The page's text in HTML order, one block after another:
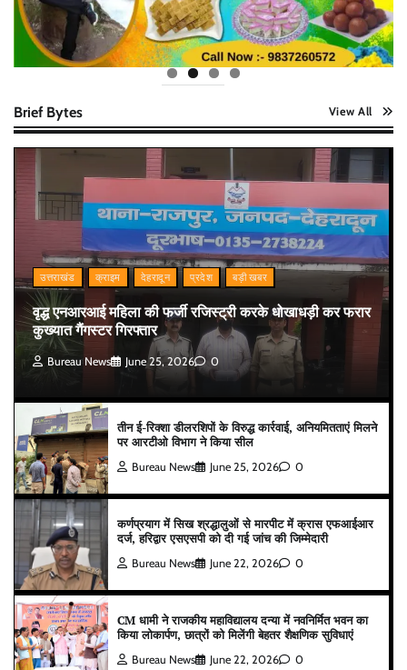
Brief Bytes View All
उत्तराखंड क्राइम देहरादून प्रदेश बड़ी खबर
वृद्ध एनआरआई महिला की फर्जी रजिस्ट्री करके धोखाधड़ी कर फरार
कुख्यात गैंगस्टर गिरफ्तार
Bureau News June 25, 2026 0
तीन ई-रिक्शा डीलरशिपों के विरुद्ध कार्रवाई, अनियमितताएं मिलने
पर आरटीओ विभाग ने किया सील
Bureau News June 25, 2026 0
कर्णप्रयाग में सिख श्रद्धालुओं से मारपीट में क्रास एफआईआर
दर्ज, हरिद्वार एसएसपी को दी गई जांच की जिम्मेदारी
Bureau News June 22, 2026 0
CM धामी ने राजकीय महाविद्यालय दन्या में नवनिर्मित भवन का
किया लोकार्पण, छात्रों को मिलेंगी बेहतर शैक्षणिक सुविधाएं
Bureau News June 22, 2026 0